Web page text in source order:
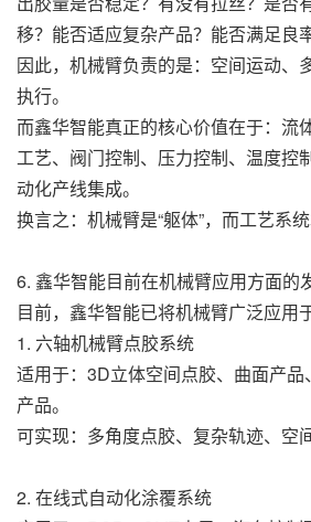
移？能否适应复杂产品？能否满足良
因此，机械臂负责的是：空间运动、
执行。
而鑫华智能真正的核心价值在于：流
工艺、阀门控制、压力控制、温度控
动化产线集成。
换言之：机械臂是“躯体”，而工艺系统
6. 鑫华智能目前在机械臂应用方面的
目前，鑫华智能已将机械臂广泛应用于
1. 六轴机械臂点胶系统
适用于：3D立体空间点胶、曲面产
产品。
可实现：多角度点胶、复杂轨迹、空
2. 在线式自动化涂覆系统